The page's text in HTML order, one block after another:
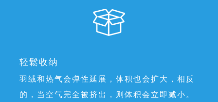
轻鬆收纳
羽绒和热气会弹性延展，体积也会扩大，相反
的，当空气完全被挤出，则体积会立即减小。